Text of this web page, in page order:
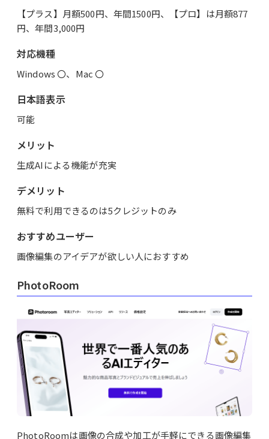
【プラス】月額500円、年間1500円、【プロ】は月額877
円、年間3,000円
対応機種
Windows 〇、Mac 〇
日本語表示
可能
メリット
生成AIによる機能が充実
デメリット
無料で利用できるのは5クレジットのみ
おすすめユーザー
画像編集のアイデアが欲しい人におすすめ
PhotoRoom
PhotoRoomは画像の合成や加工が手軽にできる画像編集